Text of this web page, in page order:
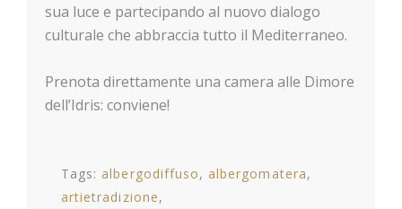
sua luce e partecipando al nuovo dialogo
culturale che abbraccia tutto il Mediterraneo.
Prenota direttamente una camera alle Dimore
dell’Idris: conviene!
Tags: albergodiffuso
albergomatera
artietradizione